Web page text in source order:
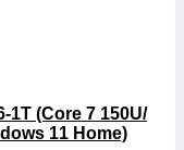
1T (Core 7 150U/
11 Home)